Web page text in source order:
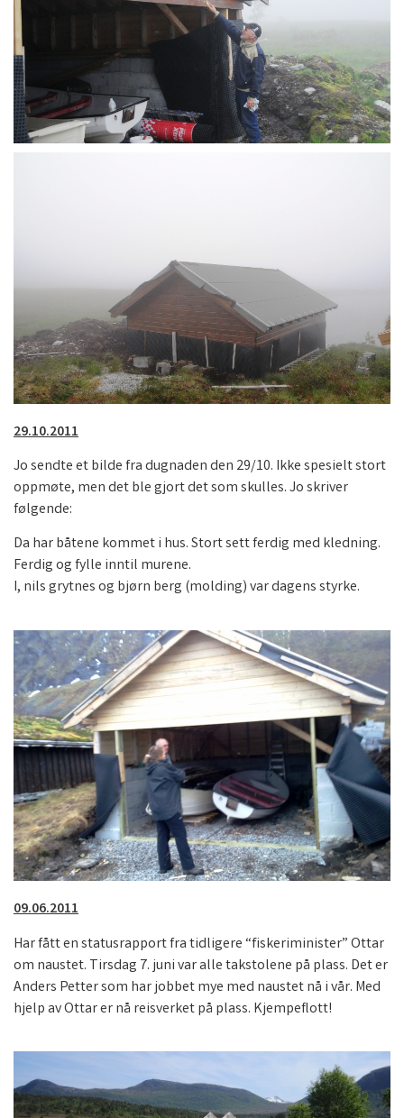
29.10.2011
Jo sendte et bilde fra dugnaden den 29/10. Ikke spesielt stort
oppmøte, men det ble gjort det som skulles. Jo skriver
følgende:
Da har båtene kommet i hus. Stort sett ferdig med kledning.
Ferdig og fylle inntil murene.
I, nils grytnes og bjørn berg (molding) var dagens styrke.
09.06.2011
Har fått en statusrapport fra tidligere “fiskeriminister” Ottar
om naustet. Tirsdag 7. juni var alle takstolene på plass. Det er
Anders Petter som har jobbet mye med naustet nå i vår. Med
hjelp av Ottar er nå reisverket på plass. Kjempeflott!